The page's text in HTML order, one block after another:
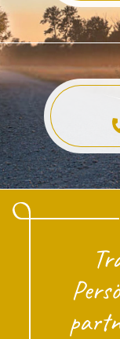
Nacht
Im
Vorsorgen
Abschied
Kosten
Über uns
Aktuelles